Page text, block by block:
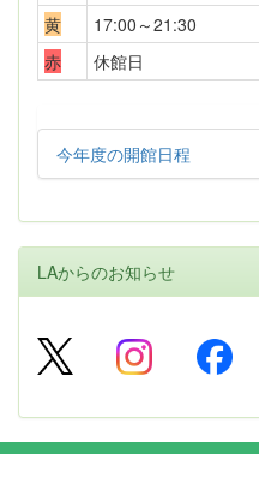
黄
17:00～21:30
赤
休館日
今年度の開館日程
LAからのお知らせ